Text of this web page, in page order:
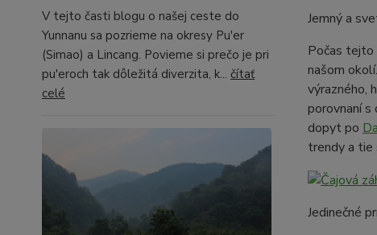
V tejto časti blogu o našej ceste do
Yunnanu sa pozrieme na okresy Pu'er
(Simao) a Lincang. Povieme si prečo je pri
pu'eroch tak dôležitá diverzita, k... čítať
celé
Jemný a
Počas tejto
našom
výrazného,
porovnaní s
dopyt po
trendy a tie
Jedinečné